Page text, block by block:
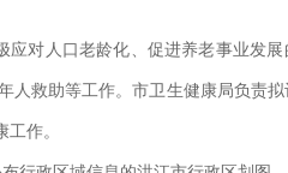
对人口老龄化、促进养老事业发
人救助等工作。市卫生健康局负责
作。